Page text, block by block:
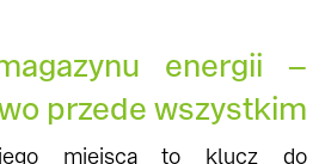
energii –
przede wszystkim
miejsca to klucz do